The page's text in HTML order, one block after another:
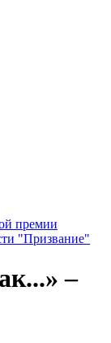
премии
"Призвание"
–